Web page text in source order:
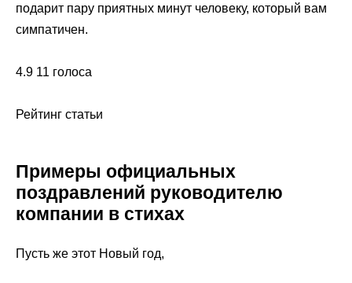
подарит пару приятных минут человеку, который вам
симпатичен.
4.9 11 голоса
Рейтинг статьи
Примеры официальных
поздравлений руководителю
компании в стихах
Пусть же этот Новый год,